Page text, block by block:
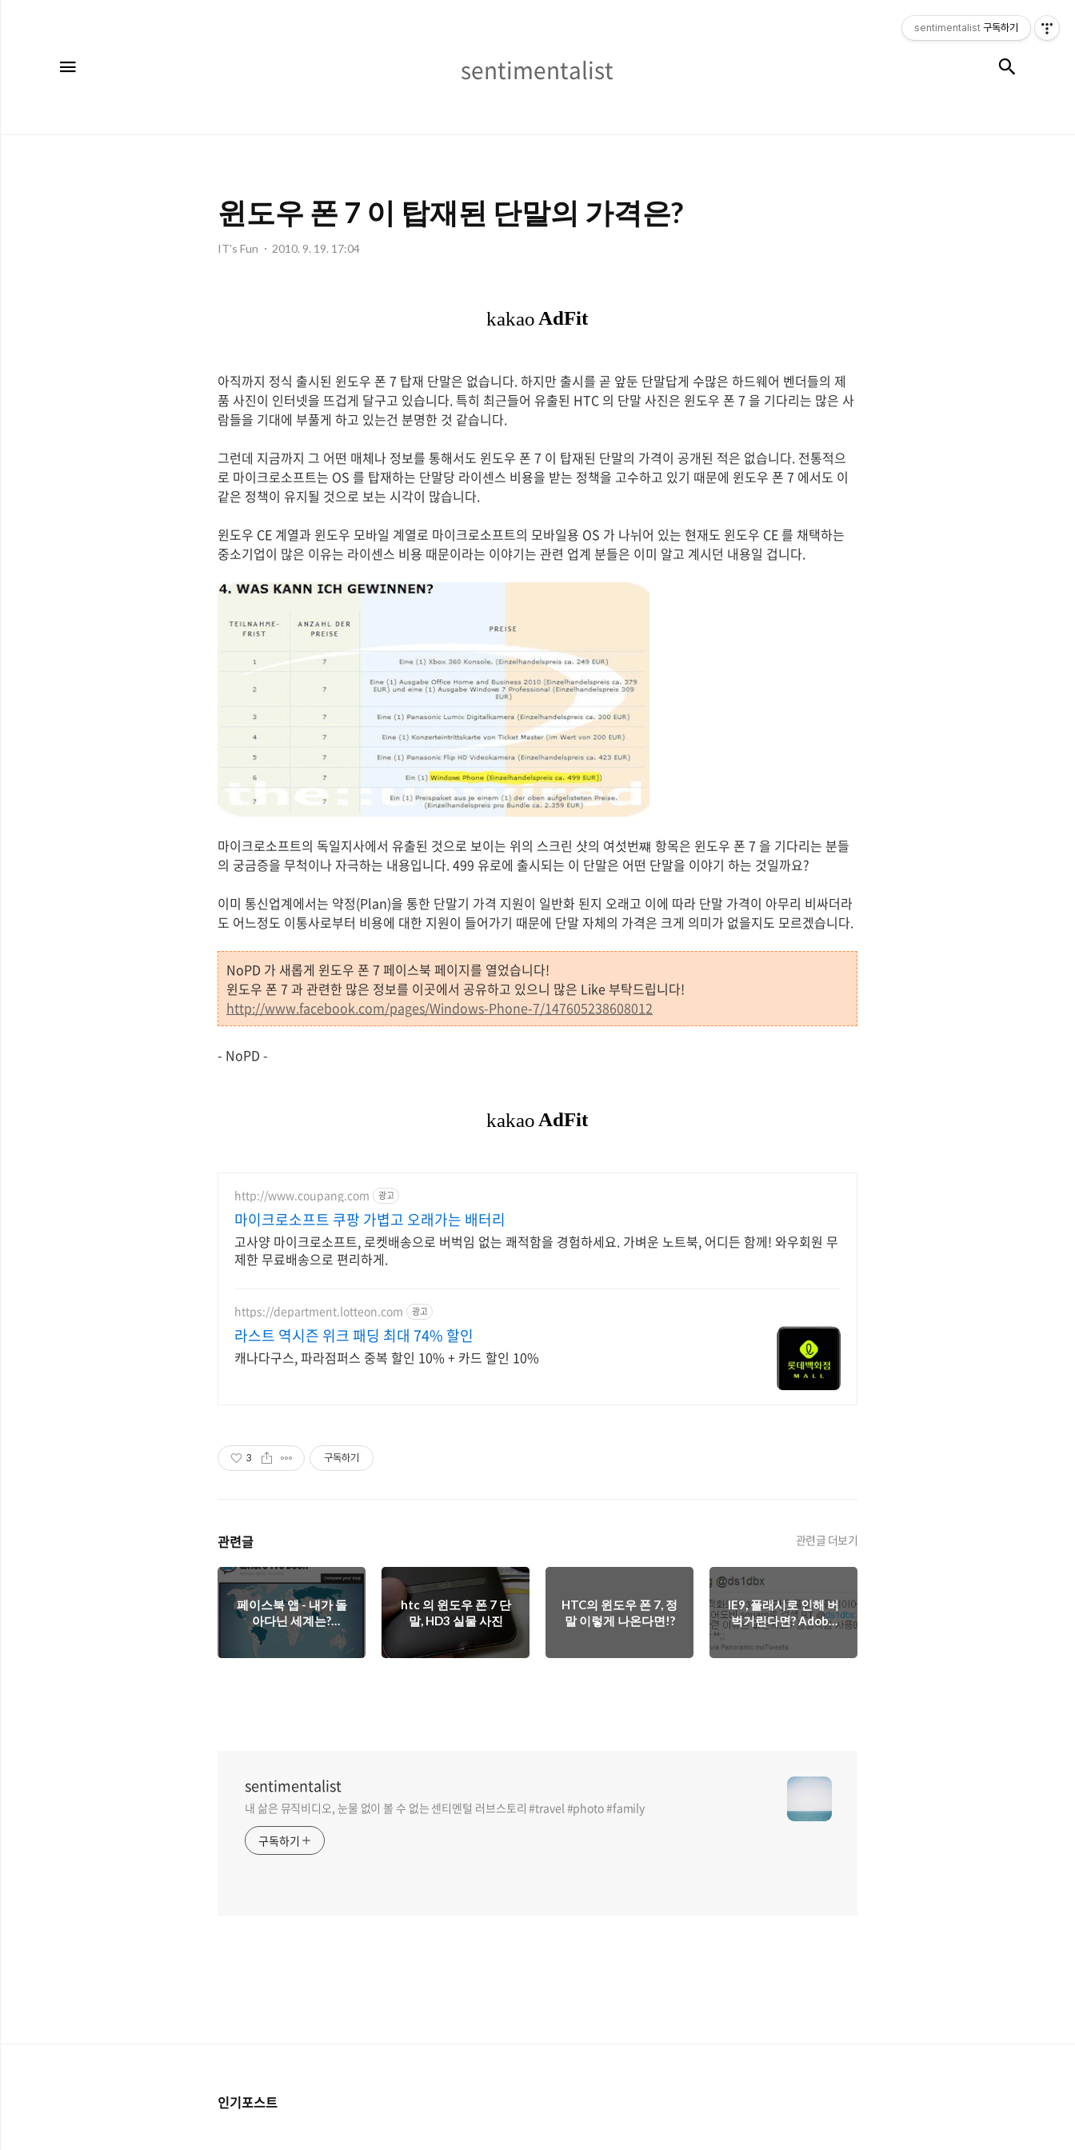
sentimentalist
윈도우 폰 7 이 탑재된 단말의 가격은?
IT's Fun 2010. 9. 19. 17:04
아직까지 정식 출시된 윈도우 폰 7 탑재 단말은 없습니다. 하지만 출시를 곧 앞둔 단말답게 수많은 하드웨어 벤더들의 제
품 사진이 인터넷을 뜨겁게 달구고 있습니다. 특히 최근들어 유출된 HTC 의 단말 사진은 윈도우 폰 7 을 기다리는 많은 사
람들을 기대에 부풀게 하고 있는건 분명한 것 같습니다.
그런데 지금까지 그 어떤 매체나 정보를 통해서도 윈도우 폰 7 이 탑재된 단말의 가격이 공개된 적은 없습니다. 전통적으
로 마이크로소프트는 OS 를 탑재하는 단말당 라이센스 비용을 받는 정책을 고수하고 있기 때문에 윈도우 폰 7 에서도 이
같은 정책이 유지될 것으로 보는 시각이 많습니다.
윈도우 CE 계열과 윈도우 모바일 계열로 마이크로소프트의 모바일용 OS 가 나뉘어 있는 현재도 윈도우 CE 를 채택하는
중소기업이 많은 이유는 라이센스 비용 때문이라는 이야기는 관련 업계 분들은 이미 알고 계시던 내용일 겁니다.
마이크로소프트의 독일지사에서 유출된 것으로 보이는 위의 스크린 샷의 여섯번쨰 항목은 윈도우 폰 7 을 기다리는 분들
의 궁금증을 무척이나 자극하는 내용입니다. 499 유로에 출시되는 이 단말은 어떤 단말을 이야기 하는 것일까요?
이미 통신업계에서는 약정(Plan)을 통한 단말기 가격 지원이 일반화 된지 오래고 이에 따라 단말 가격이 아무리 비싸더라
도 어느정도 이통사로부터 비용에 대한 지원이 들어가기 때문에 단말 자체의 가격은 크게 의미가 없을지도 모르겠습니다.
NoPD 가 새롭게 윈도우 폰 7 페이스북 페이지를 열었습니다!
윈도우 폰 7 과 관련한 많은 정보를 이곳에서 공유하고 있으니 많은 Like 부탁드립니다!
http://www.facebook.com/pages/Windows-Phone-7/147605238608012
- NoPD -
http://www.coupang.com 광고
마이크로소프트 쿠팡 가볍고 오래가는 배터리
고사양 마이크로소프트, 로켓배송으로 버벅임 없는 쾌적함을 경험하세요. 가벼운 노트북, 어디든 함께! 와우회원 무
제한 무료배송으로 편리하게.
https://department.lotteon.com 광고
라스트 역시즌 위크 패딩 최대 74% 할인
캐나다구스, 파라점퍼스 중복 할인 10% + 카드 할인 10%
3 구독하기
관련글 관련글 더보기
페이스북 앱 - 내가 돌
아다닌 세계는?
(Where I`ve Been)
htc 의 윈도우 폰 7 단
말, HD3 실물 사진
HTC의 윈도우 폰 7, 정
말 이렇게 나온다면!?
IE9, 플래시로 인해 버
벅거린다면? Adobe
sentimentalist
내 삶은 뮤직비디오, 눈물 없이 볼 수 없는 센티멘털 러브스토리 #travel #photo #family
구독하기
인기포스트
sentimentalist 구독하기